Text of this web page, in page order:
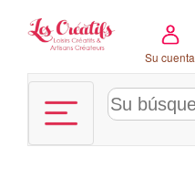
Su cuenta